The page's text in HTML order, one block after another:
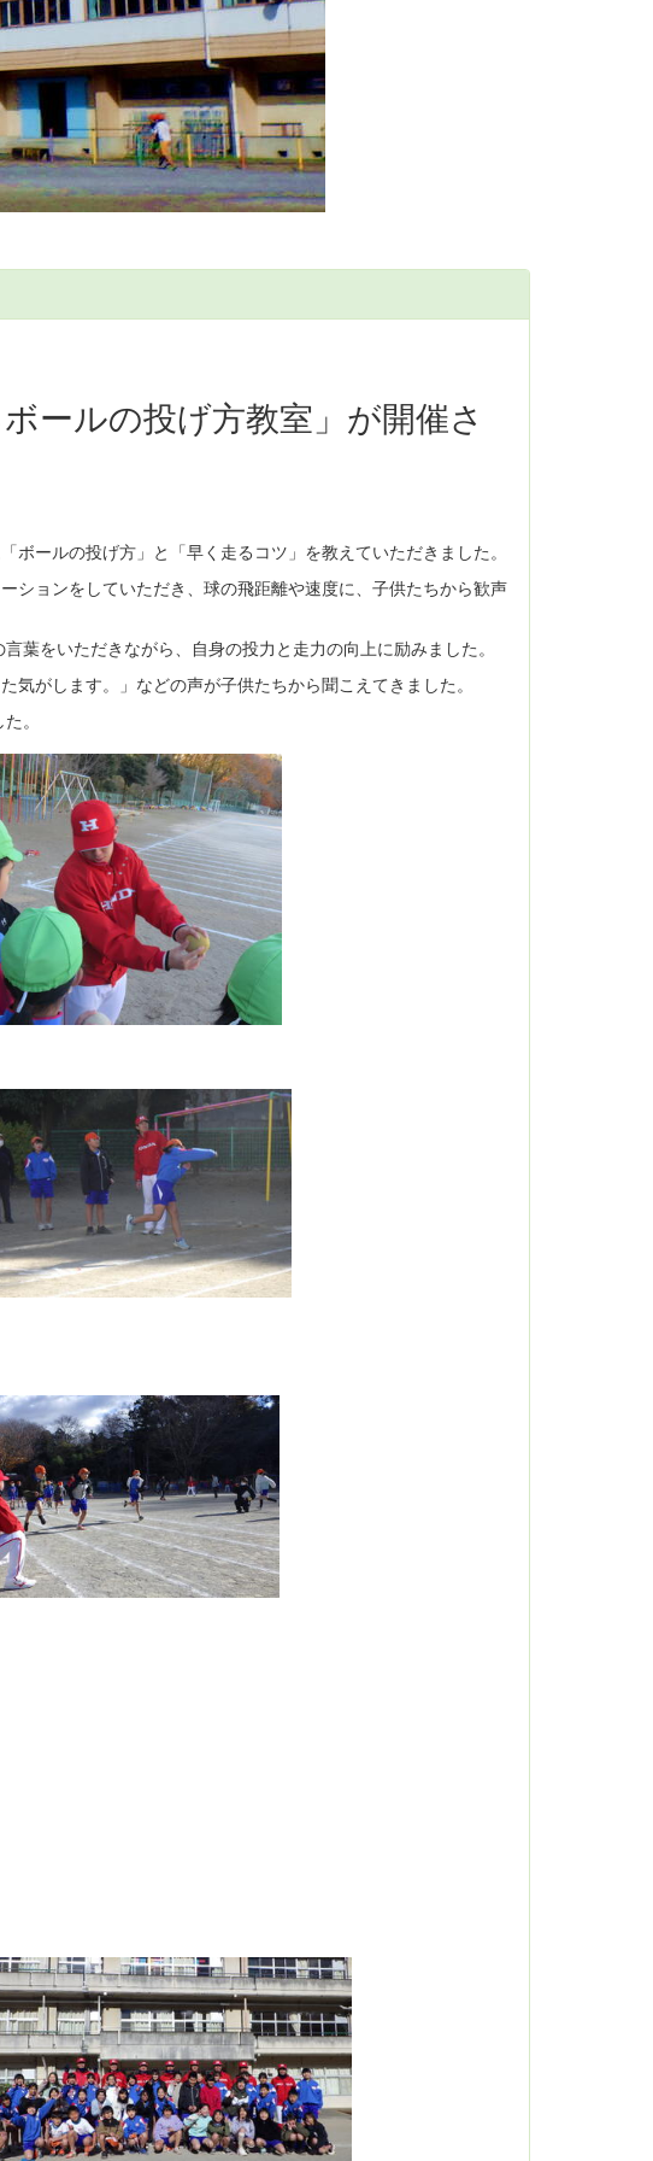
ールの投げ方教室」が開催さ
ールの投げ方」と「早く走るコツ」を教えていただきました。
ションをしていただき、球の飛距離や速度に、子供たちから歓声
葉をいただきながら、自身の投力と走力の向上に励みました。
気がします。」などの声が子供たちから聞こえてきました。
。